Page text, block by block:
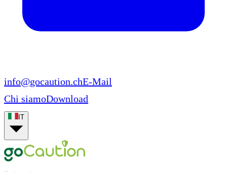
info@gocaution.chE-Mail
Chi siamoDownload
IT